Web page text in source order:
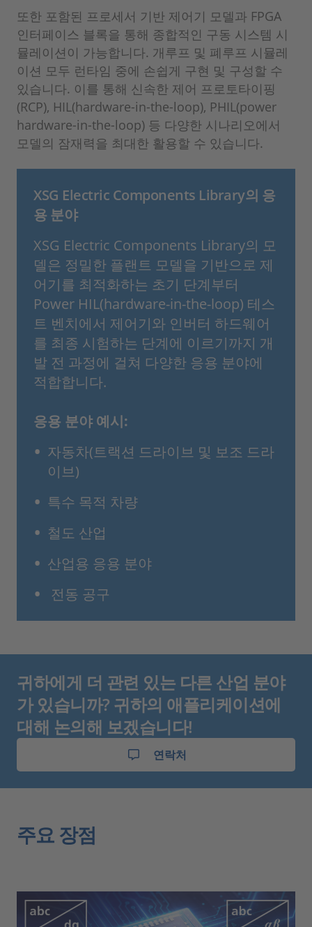
또한 포함된 프로세서 기반 제어기 모델과 FPGA
인터페이스 블록을 통해 종합적인 구동 시스템 시
뮬레이션이 가능합니다. 개루프 및 폐루프 시뮬레
이션 모두 런타임 중에 손쉽게 구현 및 구성할 수
있습니다. 이를 통해 신속한 제어 프로토타이핑
(RCP), HIL(hardware-in-the-loop), PHIL(power
hardware-in-the-loop) 등 다양한 시나리오에서
모델의 잠재력을 최대한 활용할 수 있습니다.
XSG Electric Components Library의 응
용 분야
XSG Electric Components Library의 모
델은 정밀한 플랜트 모델을 기반으로 제
어기를 최적화하는 초기 단계부터
Power HIL(hardware-in-the-loop) 테스
트 벤치에서 제어기와 인버터 하드웨어
를 최종 시험하는 단계에 이르기까지 개
발 전 과정에 걸쳐 다양한 응용 분야에
적합합니다.
응용 분야 예시:
자동차(트랙션 드라이브 및 보조 드라
이브)
특수 목적 차량
철도 산업
산업용 응용 분야
전동 공구
귀하에게 더 관련 있는 다른 산업 분야
가 있습니까? 귀하의 애플리케이션에
대해 논의해 보겠습니다!
연락처
주요 장점